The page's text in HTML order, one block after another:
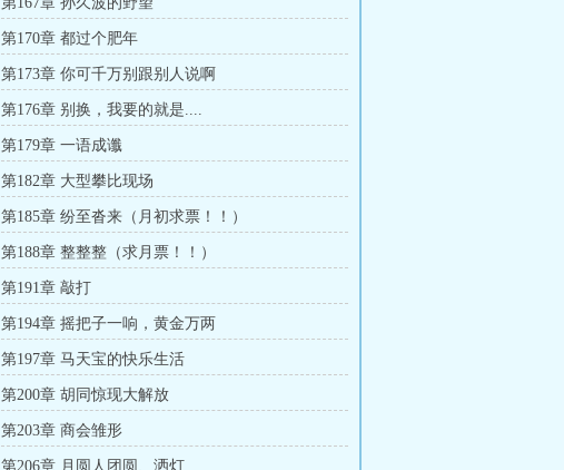
第170章 都过个肥年
第173章 你可千万别跟别人说啊
第176章 别换，我要的就是....
第179章 一语成谶
第182章 大型攀比现场
第185章 纷至沓来（月初求票！！）
第188章 整整整（求月票！！）
第191章 敲打
第194章 摇把子一响，黄金万两
第197章 马天宝的快乐生活
第200章 胡同惊现大解放
第203章 商会雏形
第206章 月圆人团圆、洒灯